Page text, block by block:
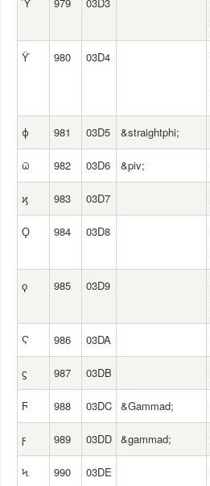
ϔ 980 03D4
ϕ 981 03D5 &straightphi;
ϖ 982 03D6 &piv;
ϗ 983 03D7
Ϙ 984 03D8
ϙ 985 03D9
Ϛ 986 03DA
ϛ 987 03DB
Ϝ 988 03DC &Gammad;
ϝ 989 03DD &gammad;
Ϟ 990 03DE